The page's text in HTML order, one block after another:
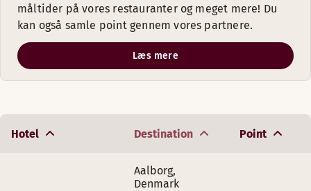
Scandic Stavanger Forus
Scandic Flesland Airport,Bergen
måltider på vores restauranter og meget mere! Du
kan også samle point gennem vores partnere.
Læs mere
Hotel Destination Point
Aalborg,
Denmark